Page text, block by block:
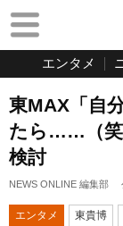
エンタメ
東MAX「自
たら……（笑
検討
NEWS ONLINE 編集部
エンタメ 東貴博